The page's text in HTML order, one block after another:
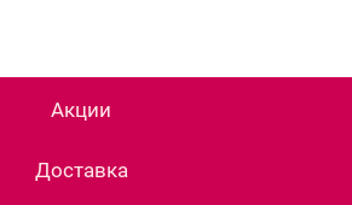
Акции
Доставка